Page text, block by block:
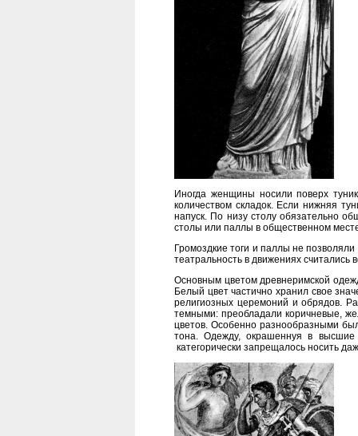
Иногда женщины носили поверх
количеством складок. Если нижняя
напуск. По низу столу обязательно
столы или паллы в общественном
Громоздкие тоги и паллы не
театральность в движениях считались
Основным цветом древнеримской
Белый цвет частично хранил свое
религиозных церемоний и обрядов.
темными: преобладали коричневые,
цветов. Особенно разнообразными
тона. Одежду, окрашеннуя в
категорически запрещалось носить